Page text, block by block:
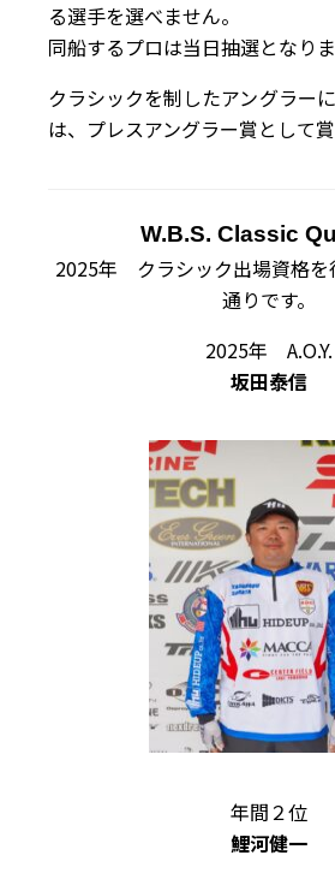
る選手を選べません。
同船するプロは当日抽選となりま
クラシックを制したアングラー
は、プレスアングラー賞として賞
W.B.S. Classic
2025年 クラシック出場資格を
通りです。
2025年 A.O.Y.
坂田泰信
年間２位
鯉河健一